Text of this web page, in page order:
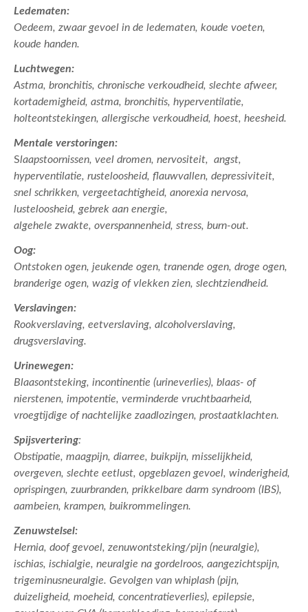
Ledematen:
Oedeem, zwaar gevoel in de ledematen, koude voeten,
koude handen.
Luchtwegen:
Astma, bronchitis, chronische verkoudheid, slechte afweer,
kortademigheid, astma, bronchitis, hyperventilatie,
holteontstekingen, allergische verkoudheid, hoest, heesheid.
Mentale verstoringen:
Slaapstoornissen, veel dromen, nervositeit, angst,
hyperventilatie, rusteloosheid, flauwvallen, depressiviteit,
snel schrikken, vergeetachtigheid, anorexia nervosa,
lusteloosheid, gebrek aan energie,
algehele zwakte, overspannenheid, stress, burn-out.
Oog:
Ontstoken ogen, jeukende ogen, tranende ogen, droge ogen,
branderige ogen, wazig of vlekken zien, slechtziendheid.
Verslavingen:
Rookverslaving, eetverslaving, alcoholverslaving,
drugsverslaving.
Urinewegen:
Blaasontsteking, incontinentie (urineverlies), blaas- of
nierstenen, impotentie, verminderde vruchtbaarheid,
vroegtijdige of nachtelijke zaadlozingen, prostaatklachten.
Spijsvertering:
Obstipatie, maagpijn, diarree, buikpijn, misselijkheid,
overgeven, slechte eetlust, opgeblazen gevoel, winderigheid,
oprispingen, zuurbranden, prikkelbare darm syndroom (IBS),
aambeien, krampen, buikrommelingen.
Zenuwstelsel:
Hernia, doof gevoel, zenuwontsteking/pijn (neuralgie),
ischias, ischialgie, neuralgie na gordelroos, aangezichtspijn,
trigeminusneuralgie. Gevolgen van whiplash (pijn,
duizeligheid, moeheid, concentratieverlies), epilepsie,